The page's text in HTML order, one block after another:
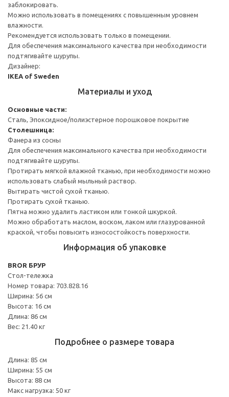
заблокировать.
Можно использовать в помещениях с повышенным уровнем
влажности.
Рекомендуется использовать только в помещении.
Для обеспечения максимального качества при необходимости
подтягивайте шурупы.
Дизайнер:
IKEA of Sweden
Материалы и уход
Основные части:
Сталь, Эпоксидное/полиэстерное порошковое покрытие
Столешница:
Фанера из сосны
Для обеспечения максимального качества при необходимости
подтягивайте шурупы.
Протирать мягкой влажной тканью, при необходимости можно
использовать слабый мыльный раствор.
Вытирать чистой сухой тканью.
Протирать сухой тканью.
Пятна можно удалить ластиком или тонкой шкуркой.
Можно обработать маслом, воском, лаком или глазурованной
краской, чтобы повысить износостойкость поверхности.
Информация об упаковке
BROR БРУР
Стол-тележка
Номер товара: 703.828.16
Ширина: 56 см
Высота: 16 см
Длина: 86 см
Вес: 21.40 кг
Подробнее о размере товара
Длина: 85 см
Ширина: 55 см
Высота: 88 см
Макс нагрузка: 50 кг